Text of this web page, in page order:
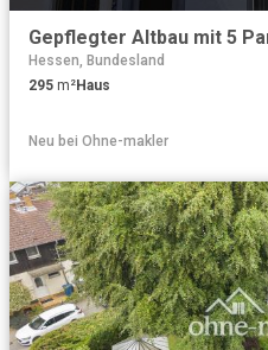
Hessen, Bundesland
295 m²Haus
Neu bei Ohne-makler